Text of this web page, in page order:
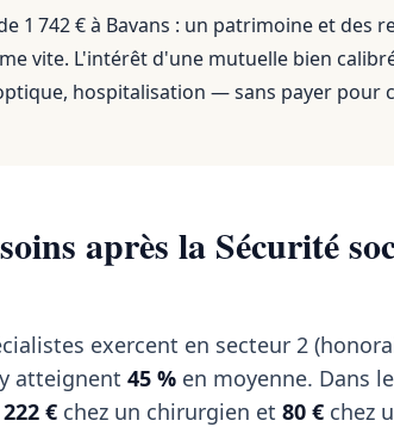
1 742 €à Bavans : un patrimoine et des
vite. L'intérêt d'une mutuelle bien
hospitalisation — sans payer pour
après la Sécurité
exercent en secteur 2
atteignent 45 % en moyenne. Dans
222 € chez un chirurgien et 80 € chez